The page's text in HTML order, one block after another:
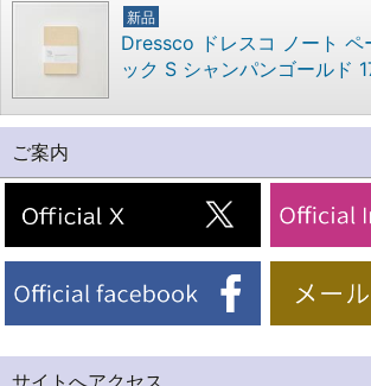
新品
Dressco ドレスコ ノート ペ
ック S シャンパンゴールド
ご案内
サイトへアクセス